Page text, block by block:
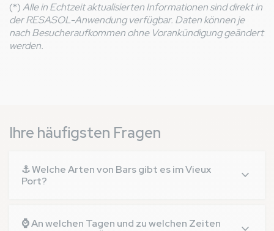
(*)Alle in Echtzeit aktualisierten Informationen sind direkt in
der RESASOL-Anwendung verfügbar. Daten können je
nach Besucheraufkommen ohne Vorankündigung geändert
werden.
Ihre häufigsten Fragen
⚓ Welche Arten von Bars gibt es im Vieux
Port?
Bar du VP, eine gemütliche Brasserie-Bar mit IV-
⌚ An welchen Tagen und zu welchen Zeiten